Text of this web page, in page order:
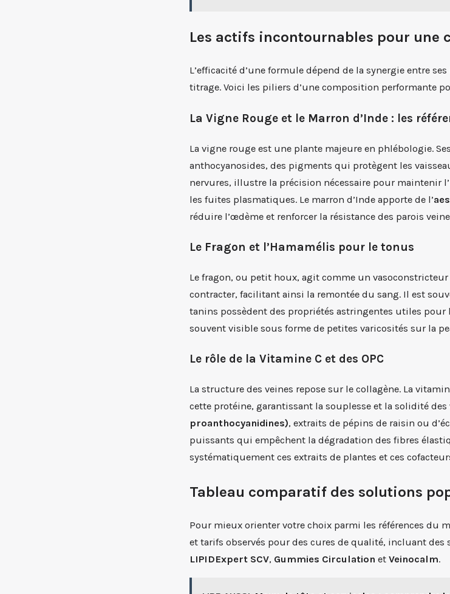
Les actifs incontournables pour
L’efficacité d’une formule dépend de la synergie entre
titrage. Voici les piliers d’une composition performante
La Vigne Rouge et le Marron d’Inde : les
La vigne rouge est une plante majeure en phlébologie.
anthocyanosides, des pigments qui protègent les
nervures, illustre la précision nécessaire pour maintenir
les fuites plasmatiques. Le marron d’Inde apporte de l’
réduire l’œdème et renforcer la résistance des parois
Le Fragon et l’Hamamélis pour le tonus
Le fragon, ou petit houx, agit comme un vasoconstricteur
contracter, facilitant ainsi la remontée du sang. Il est
tanins possèdent des propriétés astringentes utiles
souvent visible sous forme de petites varicosités sur la
Le rôle de la Vitamine C et des OPC
La structure des veines repose sur le collagène. La
cette protéine, garantissant la souplesse et la solidité des
proanthocyanidines), extraits de pépins de raisin ou
puissants qui empêchent la dégradation des fibres
systématiquement ces extraits de plantes et ces
Tableau comparatif des solutions
Pour mieux orienter votre choix parmi les références du
et tarifs observés pour des cures de qualité, incluant des
LIPIDExpert SCV, Gummies Circulation et Veinocalm.